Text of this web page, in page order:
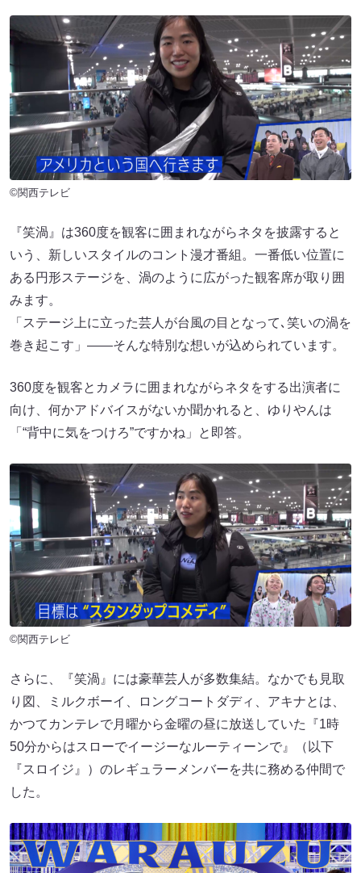
©関西テレビ
『笑渦』は360度を観客に囲まれながらネタを披露すると
いう、新しいスタイルのコント漫才番組。一番低い位置に
ある円形ステージを、渦のように広がった観客席が取り囲
みます。
「ステージ上に立った芸人が台風の目となって､笑いの渦を
巻き起こす」――そんな特別な想いが込められています。
360度を観客とカメラに囲まれながらネタをする出演者に
向け、何かアドバイスがないか聞かれると、ゆりやんは
「“背中に気をつけろ”ですかね」と即答。
©関西テレビ
さらに、『笑渦』には豪華芸人が多数集結。なかでも見取
り図、ミルクボーイ、ロングコートダディ、アキナとは、
かつてカンテレで月曜から金曜の昼に放送していた『1時
50分からはスローでイージーなルーティーンで』（以下
『スロイジ』）のレギュラーメンバーを共に務める仲間で
した。